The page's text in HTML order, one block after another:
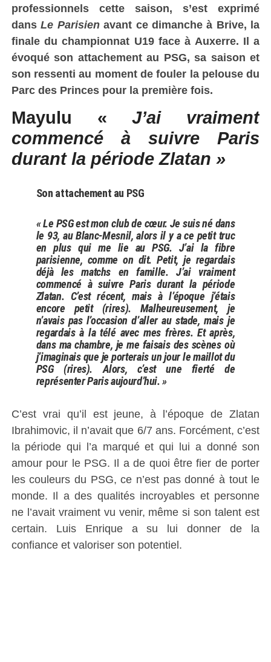
professionnels cette saison, s’est exprimé
dansLe Parisienavant ce dimanche à Brive, la
finale du championnat U19 face à Auxerre. Il a
évoqué son attachement au PSG, sa saison et
son ressenti au moment de fouler la pelouse du
Parc des Princes pour la première fois.
Mayulu «J’ai vraiment
commencé à suivre Paris
durant la période Zlatan »
Son attachement au PSG
« Le PSG est mon club de cœur. Je suis né dans
le 93, au Blanc-Mesnil, alors il y a ce petit truc
en plus qui me lie au PSG. J’ai la fibre
parisienne, comme on dit. Petit, je regardais
déjà les matchs en famille. J’ai vraiment
commencé à suivre Paris durant la période
Zlatan. C’est récent, mais à l’époque j’étais
encore petit (rires). Malheureusement, je
n’avais pas l’occasion d’aller au stade, mais je
regardais à la télé avec mes frères. Et après,
dans ma chambre, je me faisais des scènes où
j’imaginais que je porterais un jour le maillot du
PSG (rires). Alors, c’est une fierté de
représenter Paris aujourd’hui. »
C’est vrai qu’il est jeune, à l’époque de Zlatan
Ibrahimovic, il n’avait que 6/7 ans. Forcément, c’est
la période qui l’a marqué et qui lui a donné son
amour pour le PSG. Il a de quoi être fier de porter
les couleurs du PSG, ce n’est pas donné à tout le
monde. Il a des qualités incroyables et personne
ne l’avait vraiment vu venir, même si son talent est
certain. Luis Enrique a su lui donner de la
confiance et valoriser son potentiel.